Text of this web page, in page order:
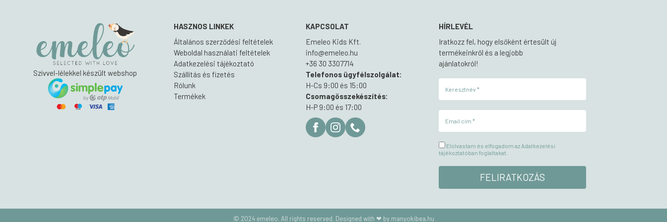
Szívvel-lélekkel készült webshop
HASZNOS LINKEK
Általános szerződési feltételek
Weboldal használati feltételek
Adatkezelési tájékoztató
Szállítás és fizetés
Rólunk
Termékek
KAPCSOLAT
Emeleo Kids Kft.
info@emeleo.hu
+36 30 3307714
Telefonos ügyfélszolgálat:
H-Cs 9:00 és 15:00
Csomagösszekészítés:
H-P 9:00 és 17:00
HÍRLEVÉL
Iratkozz fel, hogy elsőként értesült új
termékeinkről és a legjobb
ajánlatokról!
Elolvastam és elfogadom az Adatkezelési
tájékoztatóban foglaltakat.
© 2024 emeleo. All rights reserved. Designed with ❤ by manyokibea.hu